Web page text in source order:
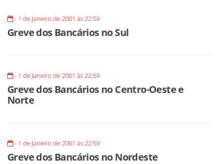
- 1 de Janeiro de 2001 às 22:59
Greve dos Bancários no Sul
- 1 de Janeiro de 2001 às 22:59
Greve dos Bancários no Centro-Oeste e
Norte
- 1 de Janeiro de 2001 às 22:59
Greve dos Bancários no Nordeste